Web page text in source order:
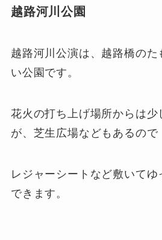
越路河川公園
越路河川公演は、越路橋の
い公園です。
花火の打ち上げ場所からは少
が、芝生広場などもあるので
レジャーシートなど敷いて
できます。